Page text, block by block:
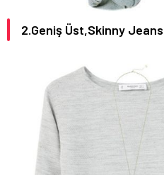
2.Geniş Üst,Skinny